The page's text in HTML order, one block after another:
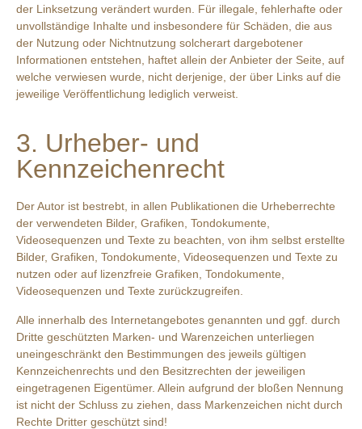
der Linksetzung verändert wurden. Für illegale, fehlerhafte oder
unvollständige Inhalte und insbesondere für Schäden, die aus
der Nutzung oder Nichtnutzung solcherart dargebotener
Informationen entstehen, haftet allein der Anbieter der Seite, auf
welche verwiesen wurde, nicht derjenige, der über Links auf die
jeweilige Veröffentlichung lediglich verweist.
3. Urheber- und
Kennzeichenrecht
Der Autor ist bestrebt, in allen Publikationen die Urheberrechte
der verwendeten Bilder, Grafiken, Tondokumente,
Videosequenzen und Texte zu beachten, von ihm selbst erstellte
Bilder, Grafiken, Tondokumente, Videosequenzen und Texte zu
nutzen oder auf lizenzfreie Grafiken, Tondokumente,
Videosequenzen und Texte zurückzugreifen.
Alle innerhalb des Internetangebotes genannten und ggf. durch
Dritte geschützten Marken- und Warenzeichen unterliegen
uneingeschränkt den Bestimmungen des jeweils gültigen
Kennzeichenrechts und den Besitzrechten der jeweiligen
eingetragenen Eigentümer. Allein aufgrund der bloßen Nennung
ist nicht der Schluss zu ziehen, dass Markenzeichen nicht durch
Rechte Dritter geschützt sind!